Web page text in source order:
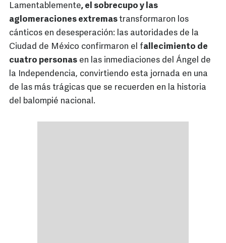
Lamentablemente, el sobrecupo y las
aglomeraciones extremas transformaron los
cánticos en desesperación: las autoridades de la
Ciudad de México confirmaron el fallecimiento de
cuatro personas en las inmediaciones del Ángel de
la Independencia, convirtiendo esta jornada en una
de las más trágicas que se recuerden en la historia
del balompié nacional.